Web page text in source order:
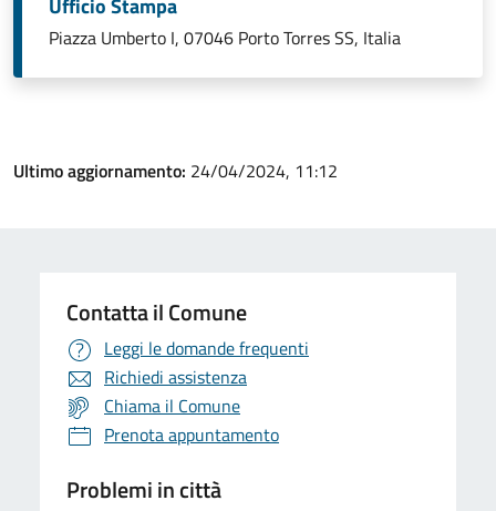
Ufficio Stampa
Piazza Umberto I, 07046 Porto Torres SS, Italia
Ultimo aggiornamento: 24/04/2024, 11:12
Contatta il Comune
Leggi le domande frequenti
Richiedi assistenza
Chiama il Comune
Prenota appuntamento
Problemi in città